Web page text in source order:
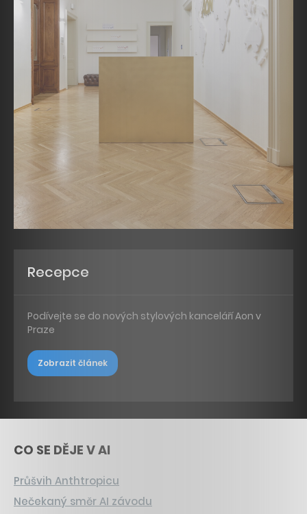
Recepce
Podívejte se do nových stylových kanceláří Aon v
Praze
Zobrazit článek
CO SE DĚJE V AI
Průšvih Anthtropicu
Nečekaný směr AI závodu